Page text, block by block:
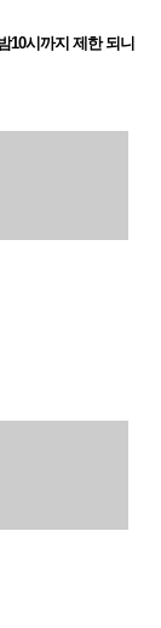
10시까지 제한 되니